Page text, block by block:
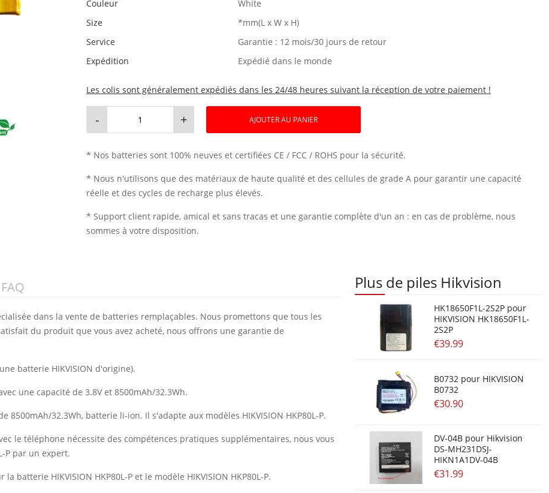
Couleur
White
Size
*mm(L x W x H)
Service
Garantie : 12 mois/30 jours de retour
Expédition
Expédié dans le monde
Les colis sont généralement expédiés dans les 24/48 heures suivant la réception de votre paiement !
- + AJOUTER AU PANIER
* Nos batteries sont 100% neuves et certifiées CE / FCC / ROHS pour la sécurité.
* Nous n'utilisons que des matériaux de haute qualité et des cellules de grade A pour garantir une capacité
réelle et des cycles de recharge plus élevés.
* Support client rapide, amical et sans tracas et une garantie complète d'un an : en cas de problème, nous
sommes à votre disposition.
FAQ
dans la vente de batteries remplaçables. Nous promettons que tous les
du produit que vous avez acheté, nous offrons une garantie de
batterie HIKVISION d'origine).
une capacité de 3.8V et 8500mAh/32.3Wh.
32.3Wh, batterie li-ion. Il s'adapte aux modèles HIKVISION HKP80L-P.
le téléphone nécessite des compétences pratiques supplémentaires, nous vous
P par un expert.
HIKVISION HKP80L-P et le modèle HIKVISION HKP80L-P.
Plus de piles Hikvision
HK18650F1L-2S2P pour
HIKVISION HK18650F1L-
2S2P
€39.99
B0732 pour HIKVISION
B0732
€30.90
DV-04B pour Hikvision
DS-MH231DSJ-
HIKN1A1DV-04B
€31.99